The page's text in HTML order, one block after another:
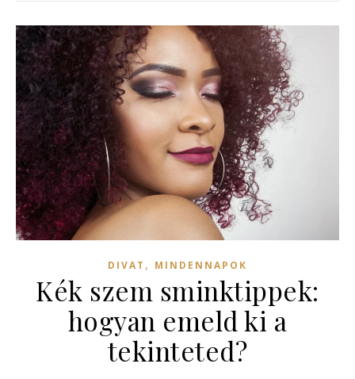
DIVAT , MINDENNAPOK
Kék szem sminktippek:
hogyan emeld ki a
tekinteted?